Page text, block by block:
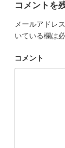
コメントを
メールアドレ
いている欄は
コメント